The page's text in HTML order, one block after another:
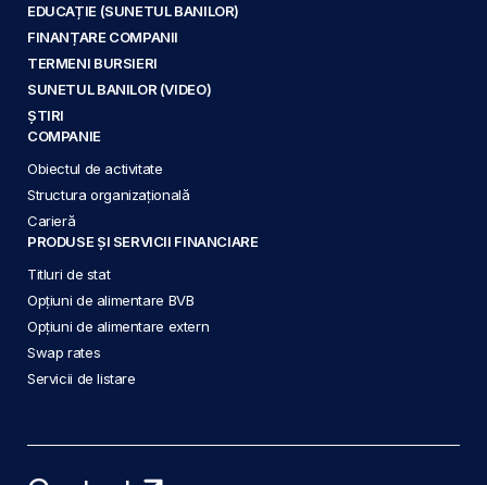
EDUCAȚIE (SUNETUL BANILOR)
FINANȚARE COMPANII
TERMENI BURSIERI
SUNETUL BANILOR (VIDEO)
ȘTIRI
COMPANIE
Obiectul de activitate
Structura organizațională
Carieră
PRODUSE ȘI SERVICII FINANCIARE
Titluri de stat
Opțiuni de alimentare BVB
Opțiuni de alimentare extern
Swap rates
Servicii de listare